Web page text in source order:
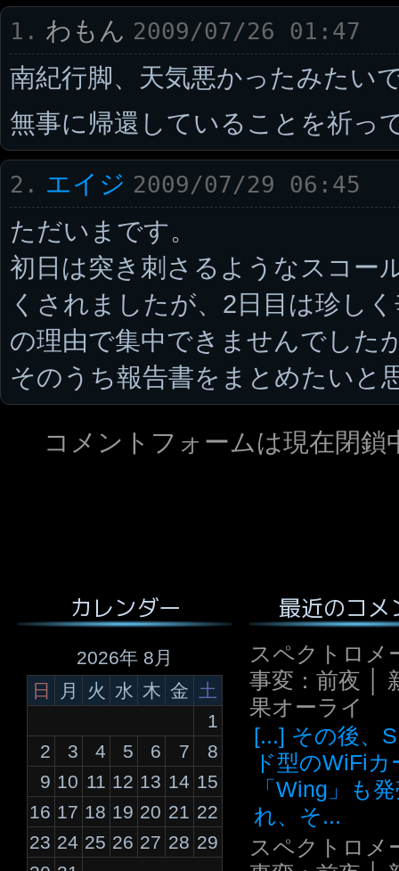
1. わもん 2009/07/26 01:47
南紀行脚、天気悪かったみたい
無事に帰還していることを祈っ
2. エイジ 2009/07/29 06:45
ただいまです。
初日は突き刺さるようなスコー
くされましたが、2日目は珍し
の理由で集中できませんでした
そのうち報告書をまとめたいと
コメントフォームは現在閉鎖
カレンダー
2026年 8月
日
月 火 水 木 金 土
1
2
3 4 5 6 7
8
9 10 11 12 13 14 15
16 17 18 19 20 21 22
23 24 25 26 27 28 29
最近のコメ
スペクトロメ
事変：前夜 │
果オーライ
[...] その後、
ド型のWiFiカ
「Wing」も
れ、そ...
スペクトロメ